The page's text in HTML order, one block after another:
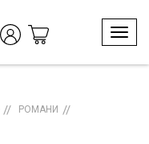
T
o
g
РОМАНИ